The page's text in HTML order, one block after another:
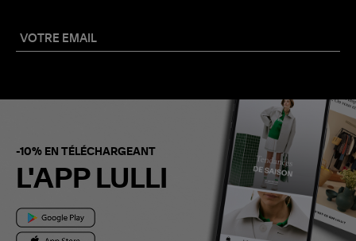
-10% EN TÉLÉCHARGEANT
L'APP LULLI